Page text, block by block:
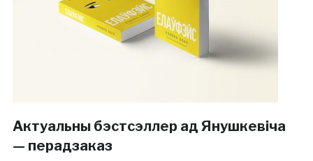
Актуальны бэстсэллер ад Янушкевіча
— перадзаказ